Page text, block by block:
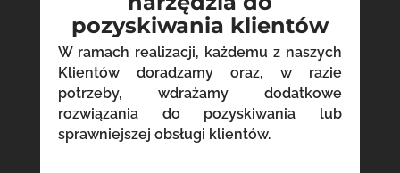
pozyskiwania klientów
W ramach realizacji, każdemu z naszych
Klientów doradzamy oraz, w razie
potrzeby, wdrażamy dodatkowe
rozwiązania do pozyskiwania lub
sprawniejszej obsługi klientów.